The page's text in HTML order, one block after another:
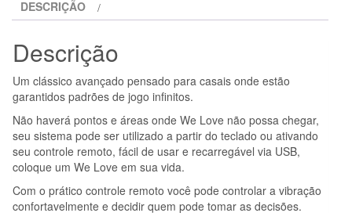
PARCEIROS
REMOTO
DESCRIÇÃO
Descrição
Um clássico avançado pensado para casais onde estão
garantidos padrões de jogo infinitos.
Não haverá pontos e áreas onde We Love não possa chegar,
seu sistema pode ser utilizado a partir do teclado ou ativando
seu controle remoto, fácil de usar e recarregável via USB,
coloque um We Love em sua vida.
Com o prático controle remoto você pode controlar a vibração
confortavelmente e decidir quem pode tomar as decisões.